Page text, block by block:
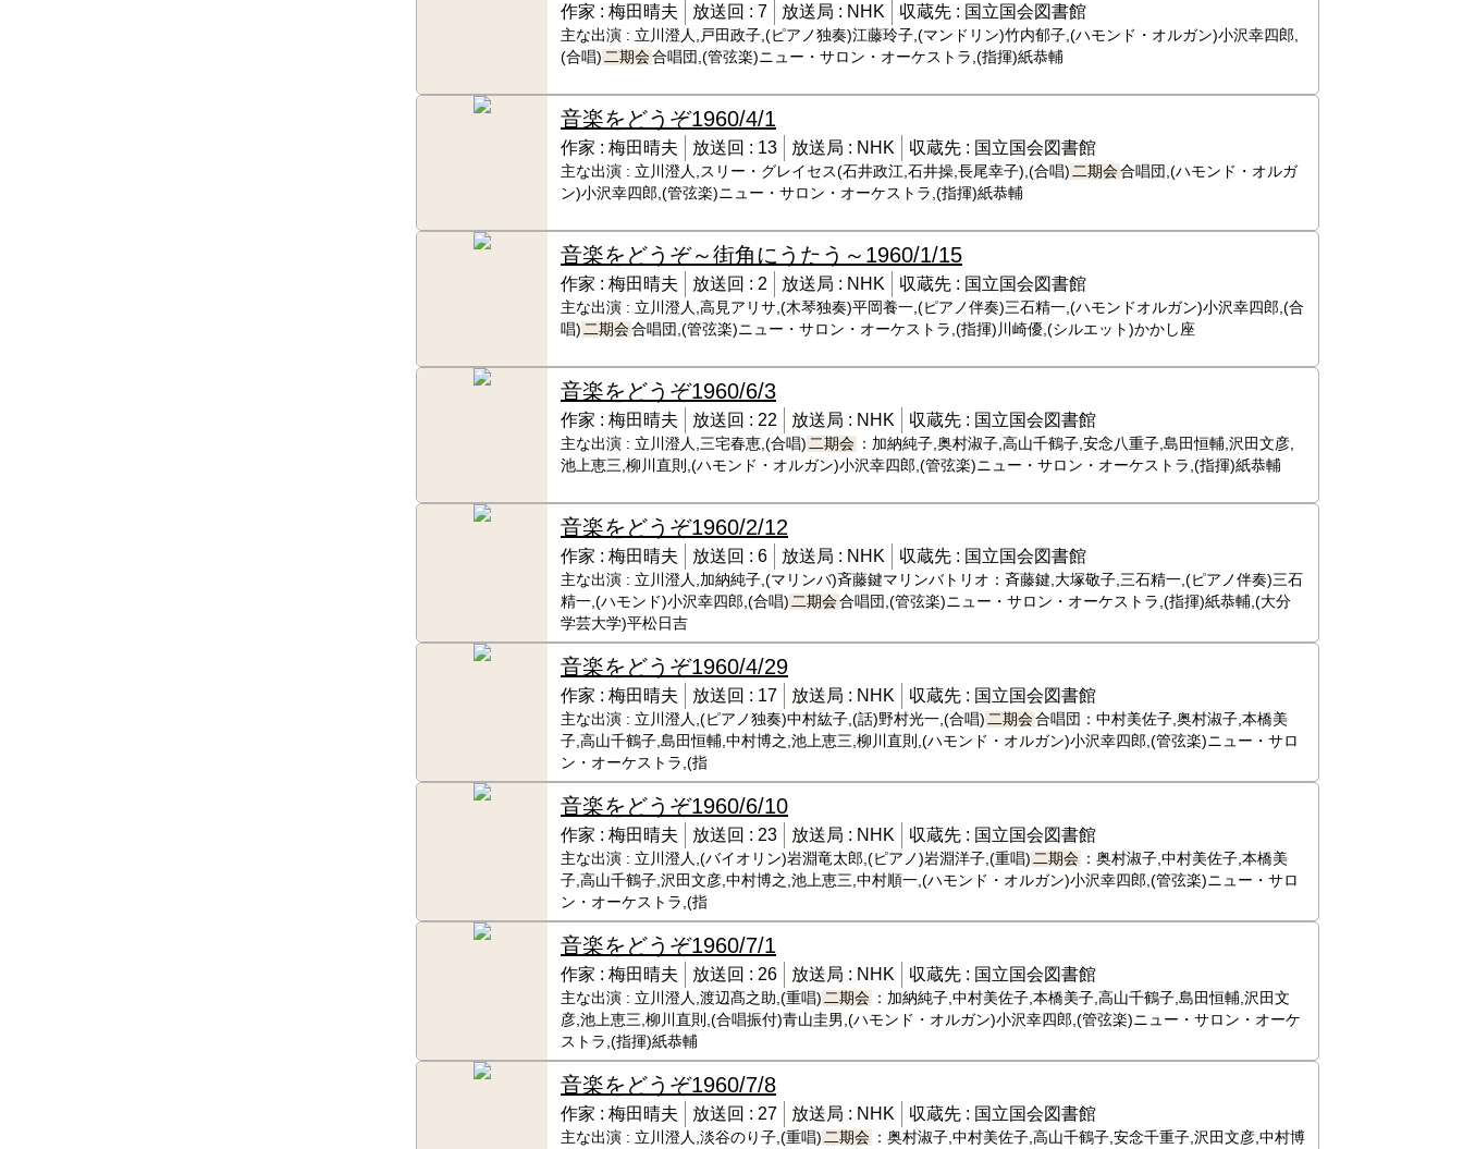
作家 : 梅田晴夫 放送回 : 7 放送局 : NHK 収蔵先 : 国立国会図書館
主な出演 : 立川澄人,戸田政子,(ピアノ独奏)江藤玲子,(マンドリン)竹内郁子,(ハモンド・オルガン)小沢幸四郎,
(合唱) 二期会合唱団,(管弦楽)ニュー・サロン・オーケストラ,(指揮)紙恭輔
音楽をどうぞ1960/4/1
作家 : 梅田晴夫 放送回 : 13 放送局 : NHK 収蔵先 : 国立国会図書館
主な出演 : 立川澄人,スリー・グレイセス(石井政江,石井操,長尾幸子),(合唱) 二期会合唱団,(ハモンド・オルガ
ン)小沢幸四郎,(管弦楽)ニュー・サロン・オーケストラ,(指揮)紙恭輔
音楽をどうぞ～街角にうたう～ 1960/1/15
作家 : 梅田晴夫 放送回 : 2 放送局 : NHK 収蔵先 : 国立国会図書館
主な出演 : 立川澄人,高見アリサ,(木琴独奏)平岡養一,(ピアノ伴奏)三石精一,(ハモンドオルガン)小沢幸四郎,(合
唱) 二期会合唱団,(管弦楽)ニュー・サロン・オーケストラ,(指揮)川崎優,(シルエット)かかし座
音楽をどうぞ1960/6/3
作家 : 梅田晴夫 放送回 : 22 放送局 : NHK 収蔵先 : 国立国会図書館
主な出演 : 立川澄人,三宅春恵,(合唱) 二期会 ：加納純子,奥村淑子,高山千鶴子,安念八重子,島田恒輔,沢田文彦,
池上恵三,柳川直則,(ハモンド・オルガン)小沢幸四郎,(管弦楽)ニュー・サロン・オーケストラ,(指揮)紙恭輔
音楽をどうぞ1960/2/12
作家 : 梅田晴夫 放送回 : 6 放送局 : NHK 収蔵先 : 国立国会図書館
主な出演 : 立川澄人,加納純子,(マリンバ)斉藤鍵マリンバトリオ：斉藤鍵,大塚敬子,三石精一,(ピアノ伴奏)三石
精一,(ハモンド)小沢幸四郎,(合唱) 二期会合唱団,(管弦楽)ニュー・サロン・オーケストラ,(指揮)紙恭輔,(大分
学芸大学)平松日吉
音楽をどうぞ1960/4/29
作家 : 梅田晴夫 放送回 : 17 放送局 : NHK 収蔵先 : 国立国会図書館
主な出演 : 立川澄人,(ピアノ独奏)中村紘子,(話)野村光一,(合唱) 二期会合唱団：中村美佐子,奥村淑子,本橋美
子,高山千鶴子,島田恒輔,中村博之,池上恵三,柳川直則,(ハモンド・オルガン)小沢幸四郎,(管弦楽)ニュー・サロ
ン・オーケストラ,(指
音楽をどうぞ1960/6/10
作家 : 梅田晴夫 放送回 : 23 放送局 : NHK 収蔵先 : 国立国会図書館
主な出演 : 立川澄人,(バイオリン)岩淵竜太郎,(ピアノ)岩淵洋子,(重唱) 二期会 ：奥村淑子,中村美佐子,本橋美
子,高山千鶴子,沢田文彦,中村博之,池上恵三,中村順一,(ハモンド・オルガン)小沢幸四郎,(管弦楽)ニュー・サロ
ン・オーケストラ,(指
音楽をどうぞ1960/7/1
作家 : 梅田晴夫 放送回 : 26 放送局 : NHK 収蔵先 : 国立国会図書館
主な出演 : 立川澄人,渡辺髙之助,(重唱) 二期会 ：加納純子,中村美佐子,本橋美子,高山千鶴子,島田恒輔,沢田文
彦,池上恵三,柳川直則,(合唱振付)青山圭男,(ハモンド・オルガン)小沢幸四郎,(管弦楽)ニュー・サロン・オーケ
ストラ,(指揮)紙恭輔
音楽をどうぞ1960/7/8
作家 : 梅田晴夫 放送回 : 27 放送局 : NHK 収蔵先 : 国立国会図書館
主な出演 : 立川澄人,淡谷のり子,(重唱) 二期会 ：奥村淑子,中村美佐子,高山千鶴子,安念千重子,沢田文彦,中村博